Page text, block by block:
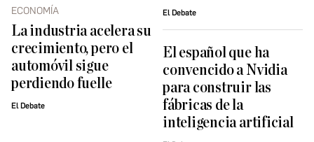
ECONOMÍA
La industria acelera su
crecimiento, pero el
automóvil sigue
perdiendo fuelle
El Debate
El Debate
El español que ha
convencido a Nvidia
para construir las
fábricas de la
inteligencia artificial